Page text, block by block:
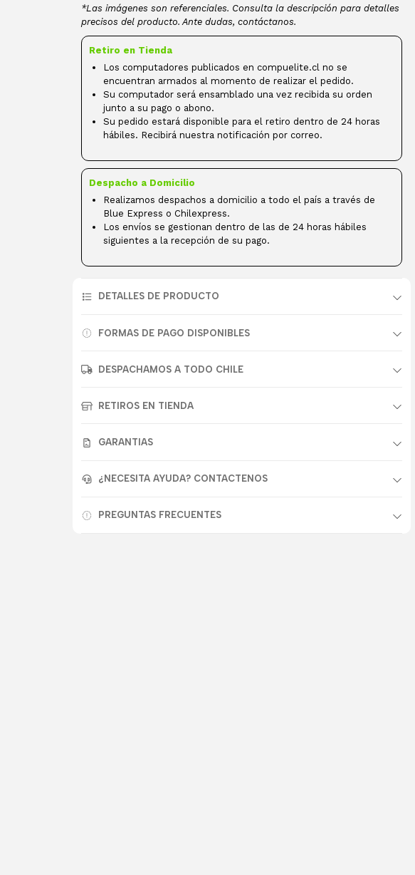
*Las imágenes son referenciales. Consulta la descripción para detalles
precisos del producto. Ante dudas, contáctanos.
Retiro en Tienda
Los computadores publicados en compuelite.cl no se
encuentran armados al momento de realizar el pedido.
Su computador será ensamblado una vez recibida su orden
junto a su pago o abono.
Su pedido estará disponible para el retiro dentro de 24 horas
hábiles. Recibirá nuestra notificación por correo.
Despacho a Domicilio
Realizamos despachos a domicilio a todo el país a través de
Blue Express o Chilexpress.
Los envíos se gestionan dentro de las de 24 horas hábiles
siguientes a la recepción de su pago.
DETALLES DE PRODUCTO
FORMAS DE PAGO DISPONIBLES
DESPACHAMOS A TODO CHILE
RETIROS EN TIENDA
GARANTIAS
¿NECESITA AYUDA? CONTACTENOS
PREGUNTAS FRECUENTES